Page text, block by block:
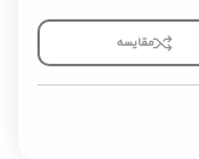
مقايسه